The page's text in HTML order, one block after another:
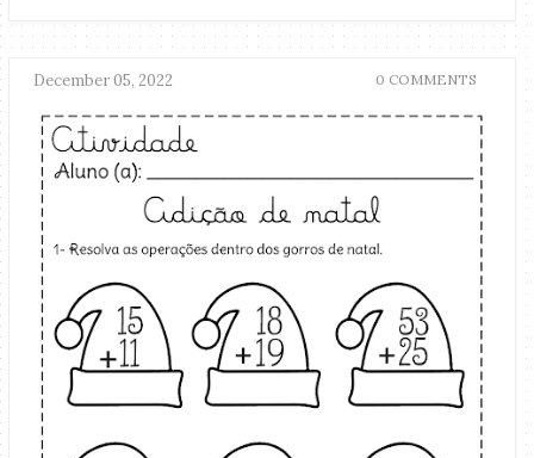
December 05, 2022 0 COMMENTS